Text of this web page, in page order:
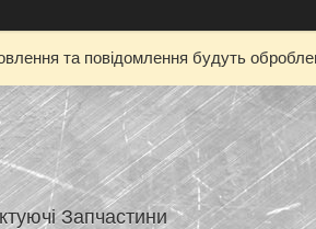
та повідомлення будуть
Запчастини